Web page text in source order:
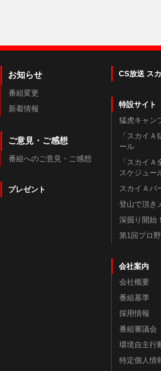
お知らせ
番組変更
新着情報
ご意見・ご感想
番組へのご意見・ご感想
プレゼント
CS放送 ス
特設サイト
猛虎キャン
「スカイ
ール
「スカイ
スケジュー
スカイＡパ
登山で頂き
深掘り開始
第1回プロ
会社案内
会社概要
番組基準
採用情報
番組審議会
環境自主行
特定個人情